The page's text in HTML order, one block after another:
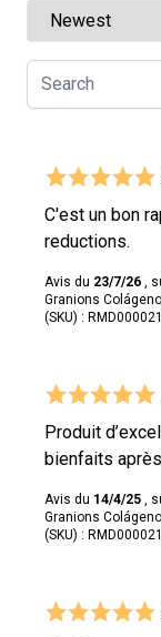
C'est un bon
reductions.
Avis du 23/7/26 ,
Granions
(SKU) :
Produit
bienfaits
Avis du 14/4/25 ,
Granions
(SKU) :